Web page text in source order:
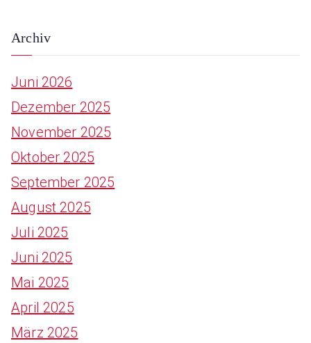
Archiv
Juni 2026
Dezember 2025
November 2025
Oktober 2025
September 2025
August 2025
Juli 2025
Juni 2025
Mai 2025
April 2025
März 2025